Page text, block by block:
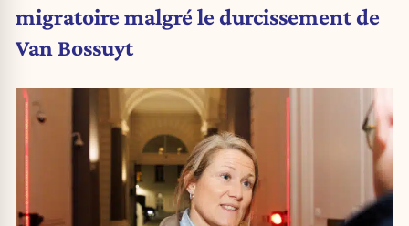
migratoire malgré le durcissement de
Van Bossuyt